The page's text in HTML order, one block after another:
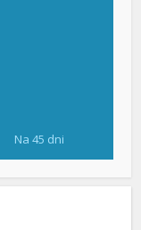
Na 45 dni